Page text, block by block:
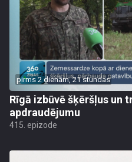
pirms 2 dienām, 21 stundas
Rīgā izbūvē šķēršļus un
apdraudējumu
415. epizode